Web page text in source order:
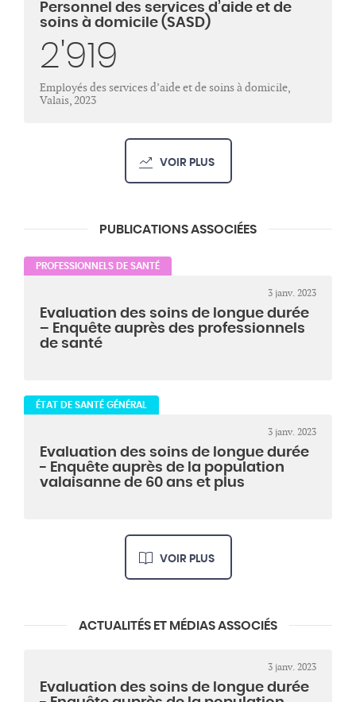
Personnel des services d’aide et de
soins à domicile (SASD)
2'919
Employés des services d’aide et de soins à domicile,
Valais, 2023
VOIR PLUS
PUBLICATIONS ASSOCIÉES
PROFESSIONNELS DE SANTÉ
3 janv. 2023
Evaluation des soins de longue durée
– Enquête auprès des professionnels
de santé
ÉTAT DE SANTÉ GÉNÉRAL
3 janv. 2023
Evaluation des soins de longue durée
- Enquête auprès de la population
valaisanne de 60 ans et plus
VOIR PLUS
ACTUALITÉS ET MÉDIAS ASSOCIÉS
3 janv. 2023
Evaluation des soins de longue durée